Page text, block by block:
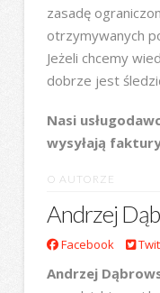
zasadę
otrzymywanych
Jeżeli chcemy
dobrze jest
Nasi
wysyłają
O AUTORZE
Andrzej
Facebook
Andrzej